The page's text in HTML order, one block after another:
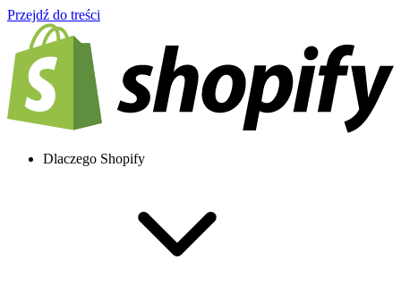
Przejdź do treści
Dlaczego Shopify